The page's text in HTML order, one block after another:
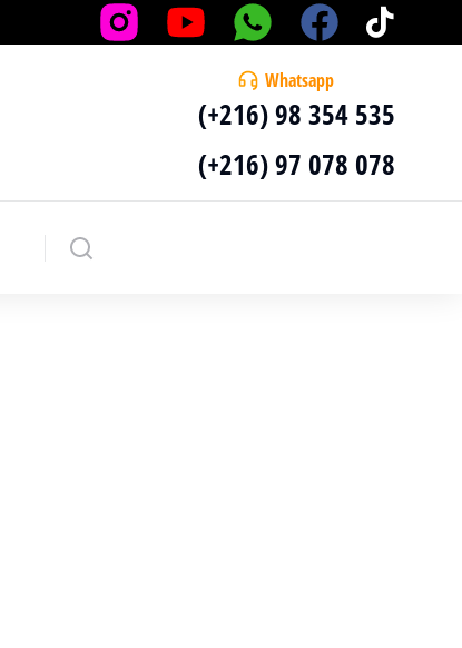
Whatsapp
(+216) 98 354 535
(+216) 97 078 078